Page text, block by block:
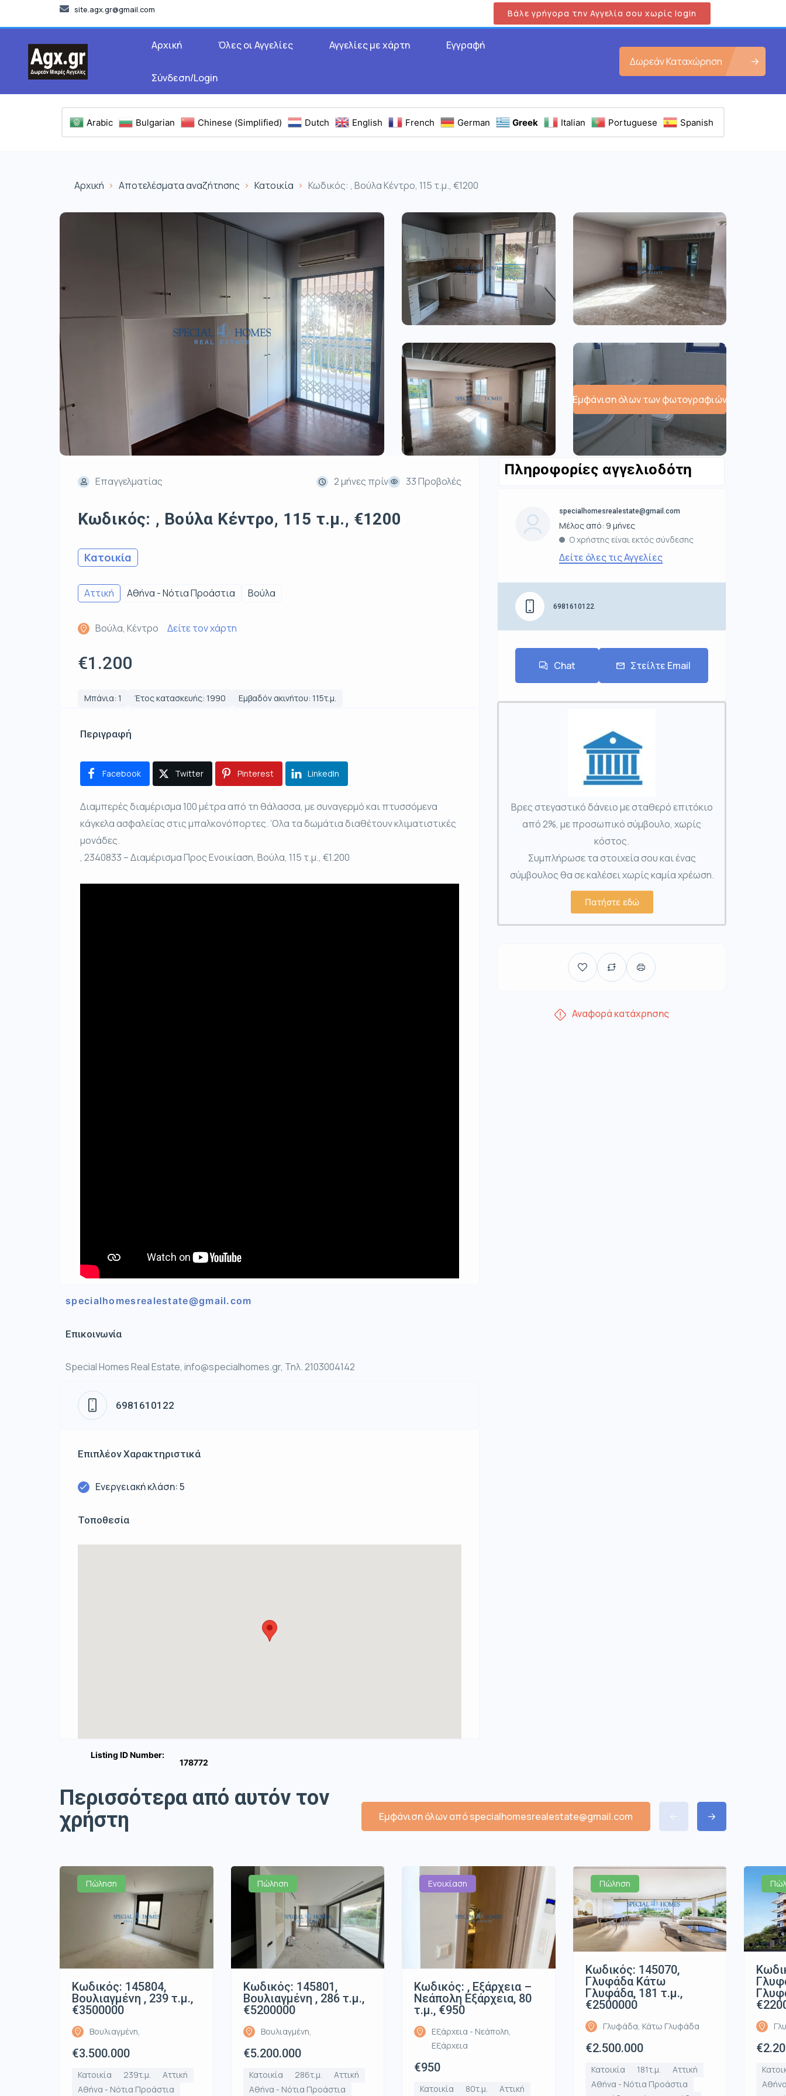
site.agx.gr@gmail.com Βάλε γρήγορα την Αγγελία σου χωρίς login
Αρχική Όλες οι Αγγελίες Αγγελίες με χάρτη Εγγραφή
Σύνδεση/Login
Δωρεάν Καταχώρηση
Arabic Bulgarian Chinese (Simplified) Dutch English French German Greek Italian Portuguese Spanish
Αρχική Αποτελέσματα αναζήτησης Κατοικία Κωδικός: , Βούλα Κέντρο, 115 τ.μ., €1200
Εμφάνιση όλων των φωτογραφιών
Επαγγελματίας 2 μήνες πρίν 33 Προβολές
Κωδικός: , Βούλα Κέντρο, 115 τ.μ., €1200
Κατοικία
Αττική Αθήνα - Νότια Προάστια Βούλα
Βούλα, Κέντρο Δείτε τον χάρτη
€1.200
Μπάνια: 1 Έτος κατασκευής: 1990 Εμβαδόν ακινήτου: 115τ.μ.
Περιγραφή
Facebook Twitter Pinterest LinkedIn
Διαμπερές διαμέρισμα 100 μέτρα από τη θάλασσα, με συναγερμό και πτυσσόμενα
κάγκελα ασφαλείας στις μπαλκονόπορτες. ‘Ολα τα δωμάτια διαθέτουν κλιματιστικές
μονάδες.
, 2340833 – Διαμέρισμα Προς Ενοικίαση, Βούλα, 115 τ.μ., €1.200
specialhomesrealestate@gmail.com
Επικοινωνία
Special Homes Real Estate, info@specialhomes.gr, Τηλ. 2103004142
6981610122
Επιπλέον Χαρακτηριστικά
Ενεργειακή κλάση: 5
Τοποθεσία
Listing ID Number:
178772
Πληροφορίες αγγελιοδότη
specialhomesrealestate@gmail.com
Μέλος από: 9 μήνες
Ο χρήστης είναι εκτός σύνδεσης
Δείτε όλες τις Αγγελίες
6981610122
Chat Στείλτε Email
Βρες στεγαστικό δάνειο με σταθερό επιτόκιο
από 2%, με προσωπικό σύμβουλο, χωρίς
κόστος.
Συμπλήρωσε τα στοιχεία σου και ένας
σύμβουλος θα σε καλέσει χωρίς καμία χρέωση.
Πατήστε εδώ
Αναφορά κατάχρησης
Περισσότερα από αυτόν τον
χρήστη
Εμφάνιση όλων από specialhomesrealestate@gmail.com
Πώληση
Κωδικός: 145804,
Βουλιαγμένη , 239 τ.μ.,
€3500000
Βουλιαγμένη,
€3.500.000
Κατοικία 239τ.μ.
Αττική
Αθήνα - Νότια Προάστια
Πώληση
Κωδικός: 145801,
Βουλιαγμένη , 286 τ.μ.,
€5200000
Βουλιαγμένη,
€5.200.000
Κατοικία 286τ.μ.
Αττική
Αθήνα - Νότια Προάστια
Ενοικίαση
Κωδικός: , Εξάρχεια –
Νεάπολη Εξάρχεια, 80
τ.μ., €950
Εξάρχεια - Νεάπολη,
Εξάρχεια
€950
Κατοικία 80τ.μ. Αττική
Πώληση
Κωδικός: 145070,
Γλυφάδα Κάτω
Γλυφάδα, 181 τ.μ.,
€2500000
Γλυφάδα, Κάτω Γλυφάδα
€2.500.000
Κατοικία 181τ.μ.
Αττική
Αθήνα - Νότια Προάστια